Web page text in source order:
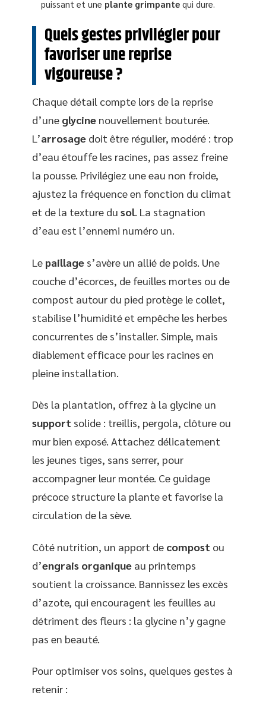
puissant et une plante grimpante qui dure.
Quels gestes privilégier pour
favoriser une reprise
vigoureuse ?
Chaque détail compte lors de la reprise
d’une glycine nouvellement bouturée.
L’arrosage doit être régulier, modéré : trop
d’eau étouffe les racines, pas assez freine
la pousse. Privilégiez une eau non froide,
ajustez la fréquence en fonction du climat
et de la texture du sol. La stagnation
d’eau est l’ennemi numéro un.
Le paillage s’avère un allié de poids. Une
couche d’écorces, de feuilles mortes ou de
compost autour du pied protège le collet,
stabilise l’humidité et empêche les herbes
concurrentes de s’installer. Simple, mais
diablement efficace pour les racines en
pleine installation.
Dès la plantation, offrez à la glycine un
support solide : treillis, pergola, clôture ou
mur bien exposé. Attachez délicatement
les jeunes tiges, sans serrer, pour
accompagner leur montée. Ce guidage
précoce structure la plante et favorise la
circulation de la sève.
Côté nutrition, un apport de compost ou
d’engrais organique au printemps
soutient la croissance. Bannissez les excès
d’azote, qui encouragent les feuilles au
détriment des fleurs : la glycine n’y gagne
pas en beauté.
Pour optimiser vos soins, quelques gestes à
retenir :